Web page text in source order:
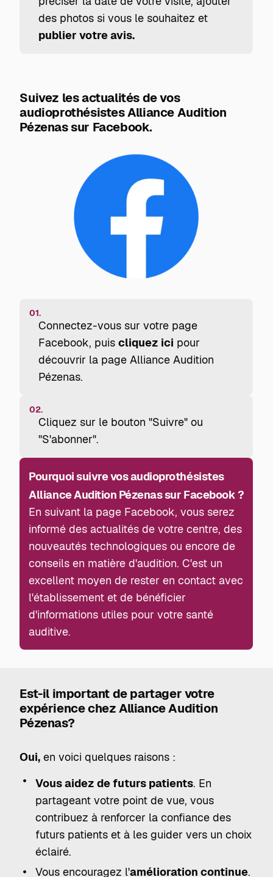
des photos si vous le souhaitez et
publier votre avis.
Suivez les actualités de vos
audioprothésistes Alliance Audition
Pézenas sur Facebook.
01.
Connectez-vous sur votre page
Facebook, puiscliquez ici pour
découvrir la page Alliance Audition
Pézenas.
02.
Cliquez sur le bouton "Suivre" ou
"S'abonner".
Pourquoi suivre vos audioprothésistes
Alliance Audition Pézenas sur Facebook ?
En suivant la page Facebook, vous serez
informé des actualités de votre centre, des
nouveautés technologiques ou encore de
conseils en matière d'audition. C'est un
excellent moyen de rester en contact avec
l'établissement et de bénéficier
d'informations utiles pour votre santé
auditive.
Est-il important de partager votre
expérience chez Alliance Audition
Pézenas?
Oui, en voici quelques raisons :
Vous aidez de futurs patients. En
partageant votre point de vue, vous
contribuez à renforcer la confiance des
futurs patients et à les guider vers un choix
éclairé.
Vous encouragez l'amélioration continue.